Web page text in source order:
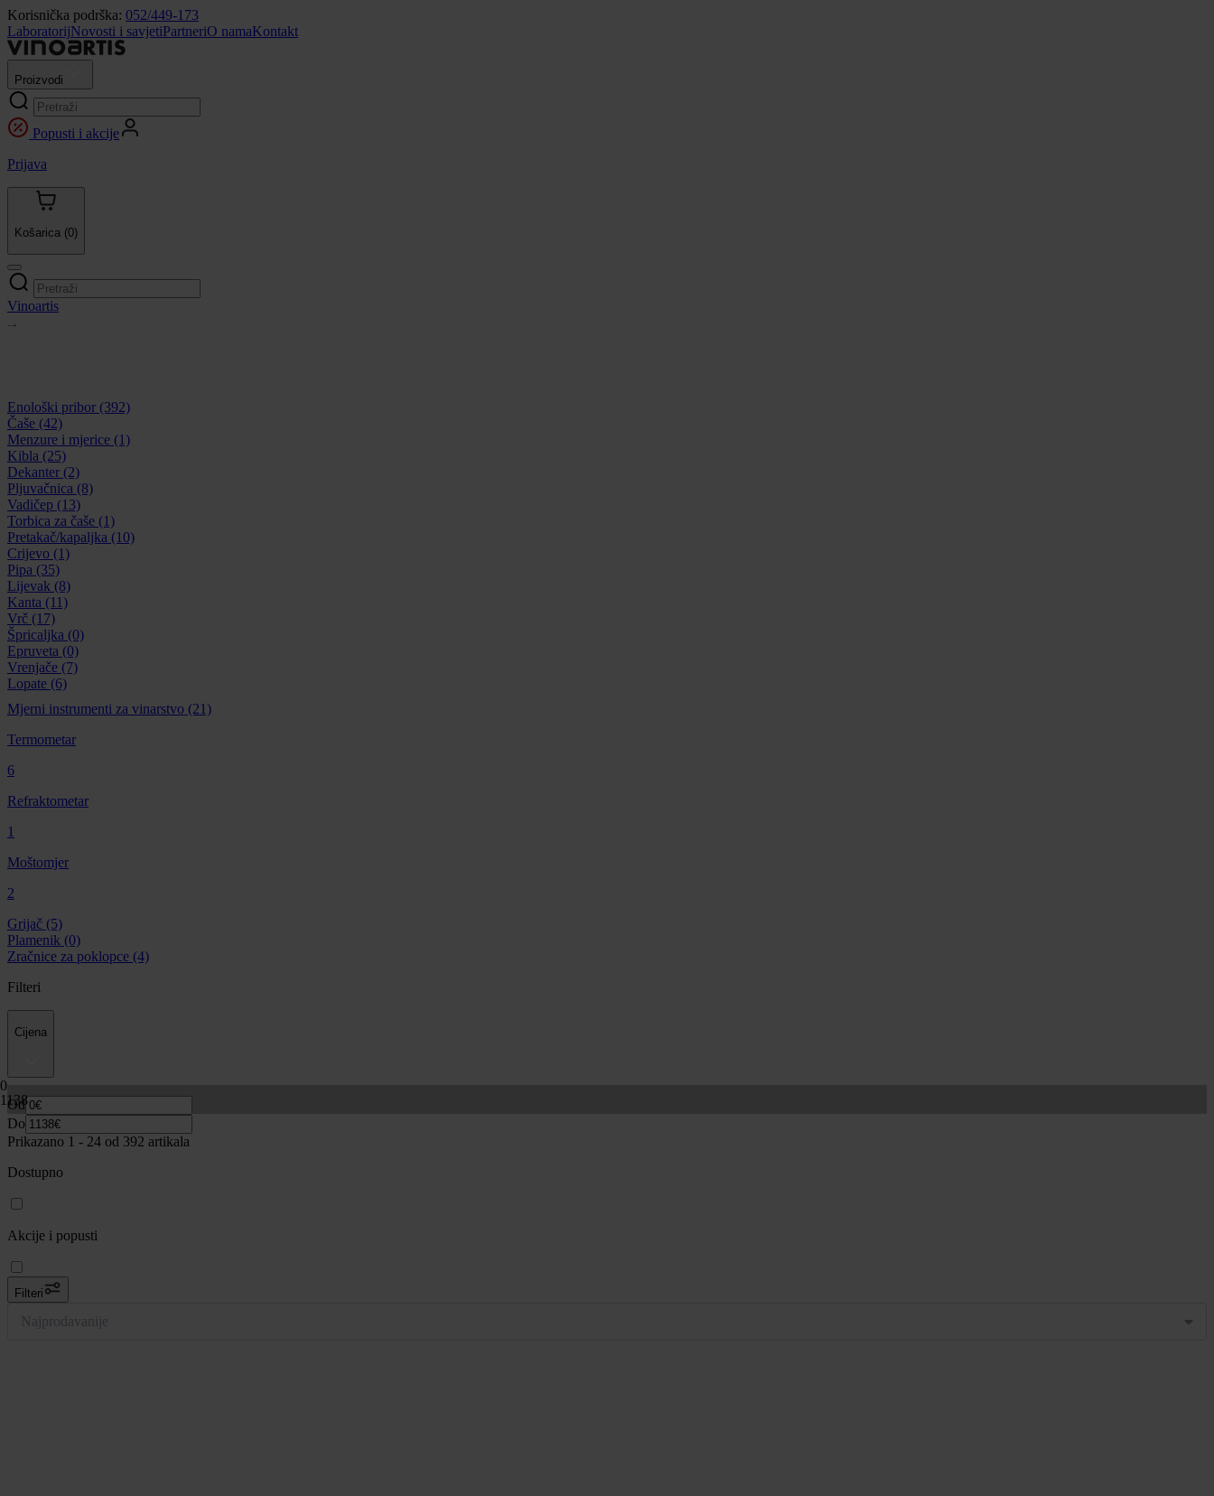
Korisnička podrška: 052/449-173
LaboratorijNovosti i savjetiPartneriO namaKontakt
Proizvodi
Popusti i akcije
Prijava
Košarica (0)
Vinoartis
Enološki pribor (392)
Čaše (42)
Menzure i mjerice (1)
Kibla (25)
Dekanter (2)
Pljuvačnica (8)
Vadičep (13)
Torbica za čaše (1)
Pretakač/kapaljka (10)
Crijevo (1)
Pipa (35)
Lijevak (8)
Kanta (11)
Vrč (17)
Špricaljka (0)
Epruveta (0)
Vrenjače (7)
Lopate (6)
Mjerni instrumenti za vinarstvo (21)
Termometar
6
Refraktometar
1
Moštomjer
2
Grijač (5)
Plamenik (0)
Zračnice za poklopce (4)
Filteri
Cijena
0
1138
Od
Do
Prikazano 1 - 24 od 392 artikala
Dostupno
Akcije i popusti
Filteri
Najprodavanije